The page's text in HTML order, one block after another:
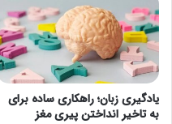
یادگیری زبان؛ راهکاری ساده برای
به تاخیر انداختن پیری مغز